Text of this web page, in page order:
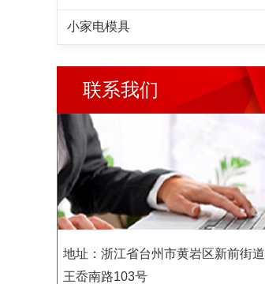
小家电模具
联系我们
地址：浙江省台州市黄岩区新前街道
王岙南路103号